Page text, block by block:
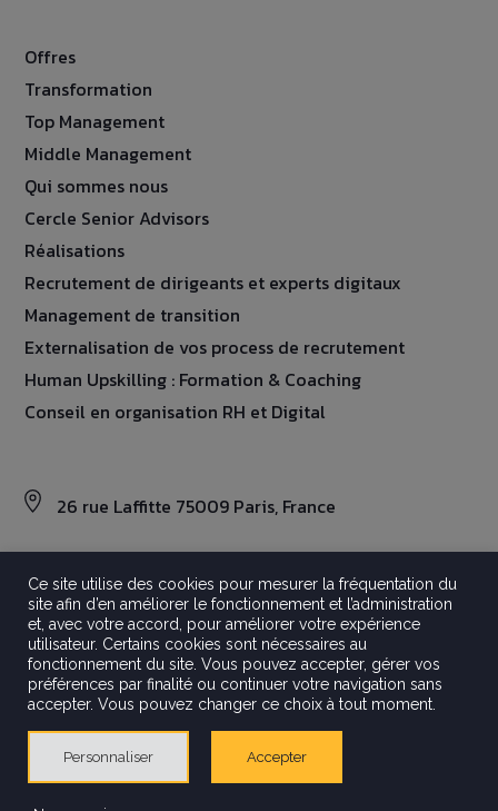
Offres
Transformation
Top Management
Middle Management
Qui sommes nous
Cercle Senior Advisors
Réalisations
Recrutement de dirigeants et experts digitaux
Management de transition
Externalisation de vos process de recrutement
Human Upskilling : Formation & Coaching
Conseil en organisation RH et Digital
26 rue Laffitte 75009 Paris, France
©2026 Aravati
Tout droits réservés
Mentions légales
Politique de confidentialité
Crédits
Ce site utilise des cookies pour mesurer la fréquentation du
site afin d’en améliorer le fonctionnement et l’administration
et, avec votre accord, pour améliorer votre expérience
utilisateur. Certains cookies sont nécessaires au
fonctionnement du site. Vous pouvez accepter, gérer vos
préférences par finalité ou continuer votre navigation sans
accepter. Vous pouvez changer ce choix à tout moment.
Personnaliser Accepter